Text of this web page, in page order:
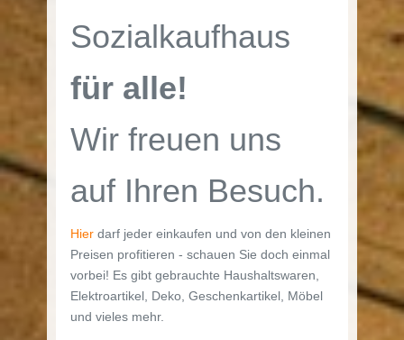
Sozialkaufhaus
für alle!
Wir freuen uns
auf Ihren Besuch.
Hier darf jeder einkaufen und von den kleinen
Preisen profitieren - schauen Sie doch einmal
vorbei! Es gibt gebrauchte Haushaltswaren,
Elektroartikel, Deko, Geschenkartikel, Möbel
und vieles mehr.